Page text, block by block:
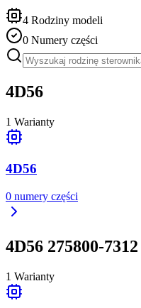
4 Rodziny modeli
0 Numery części
4D56
1 Warianty
4D56
0 numery części
4D56 275800-7312
1 Warianty